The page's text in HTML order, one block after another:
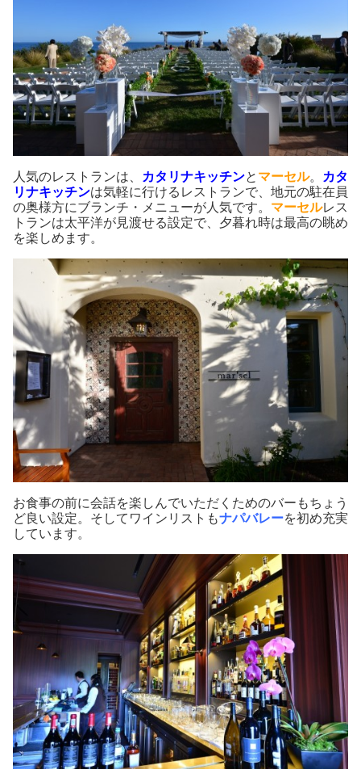
人気のレストランは、 カタリナキッチンと マーセル。
カタ
リナキッチンは気軽に行けるレストランで、地元の駐在員
の奥様方にブランチ・メニューが人気です。 マーセルレス
トランは太平洋が見渡せる設定で、夕暮れ時は最高の眺め
を楽しめます。
お食事の前に会話を楽しんでいただくためのバーもちょう
ど良い設定。そしてワインリストもナパバレーを初め充実
しています。